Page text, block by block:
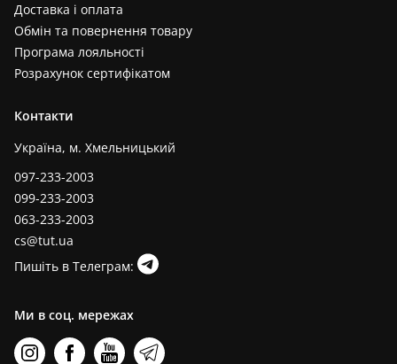
Доставка і оплата
Обмін та повернення товару
Програма лояльності
Розрахунок сертифікатом
Контакти
Україна, м. Хмельницький
097-233-2003
099-233-2003
063-233-2003
cs@tut.ua
Пишіть в Телеграм:
Ми в соц. мережах